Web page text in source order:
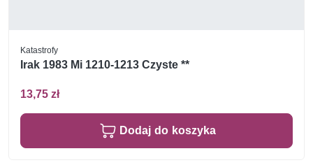
Katastrofy
Irak 1983 Mi 1210-1213 Czyste **
13,75 zł
Dodaj do koszyka